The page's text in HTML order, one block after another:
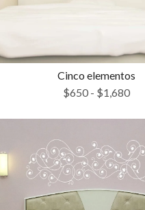
Cinco elementos
$650 - $1,680